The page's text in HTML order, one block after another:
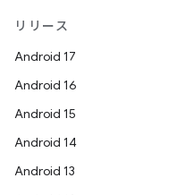
リリース
Android 17
Android 16
Android 15
Android 14
Android 13